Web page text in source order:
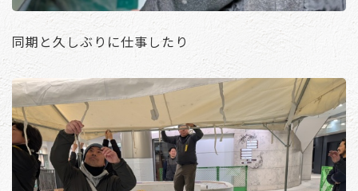
同期と久しぶりに仕事したり